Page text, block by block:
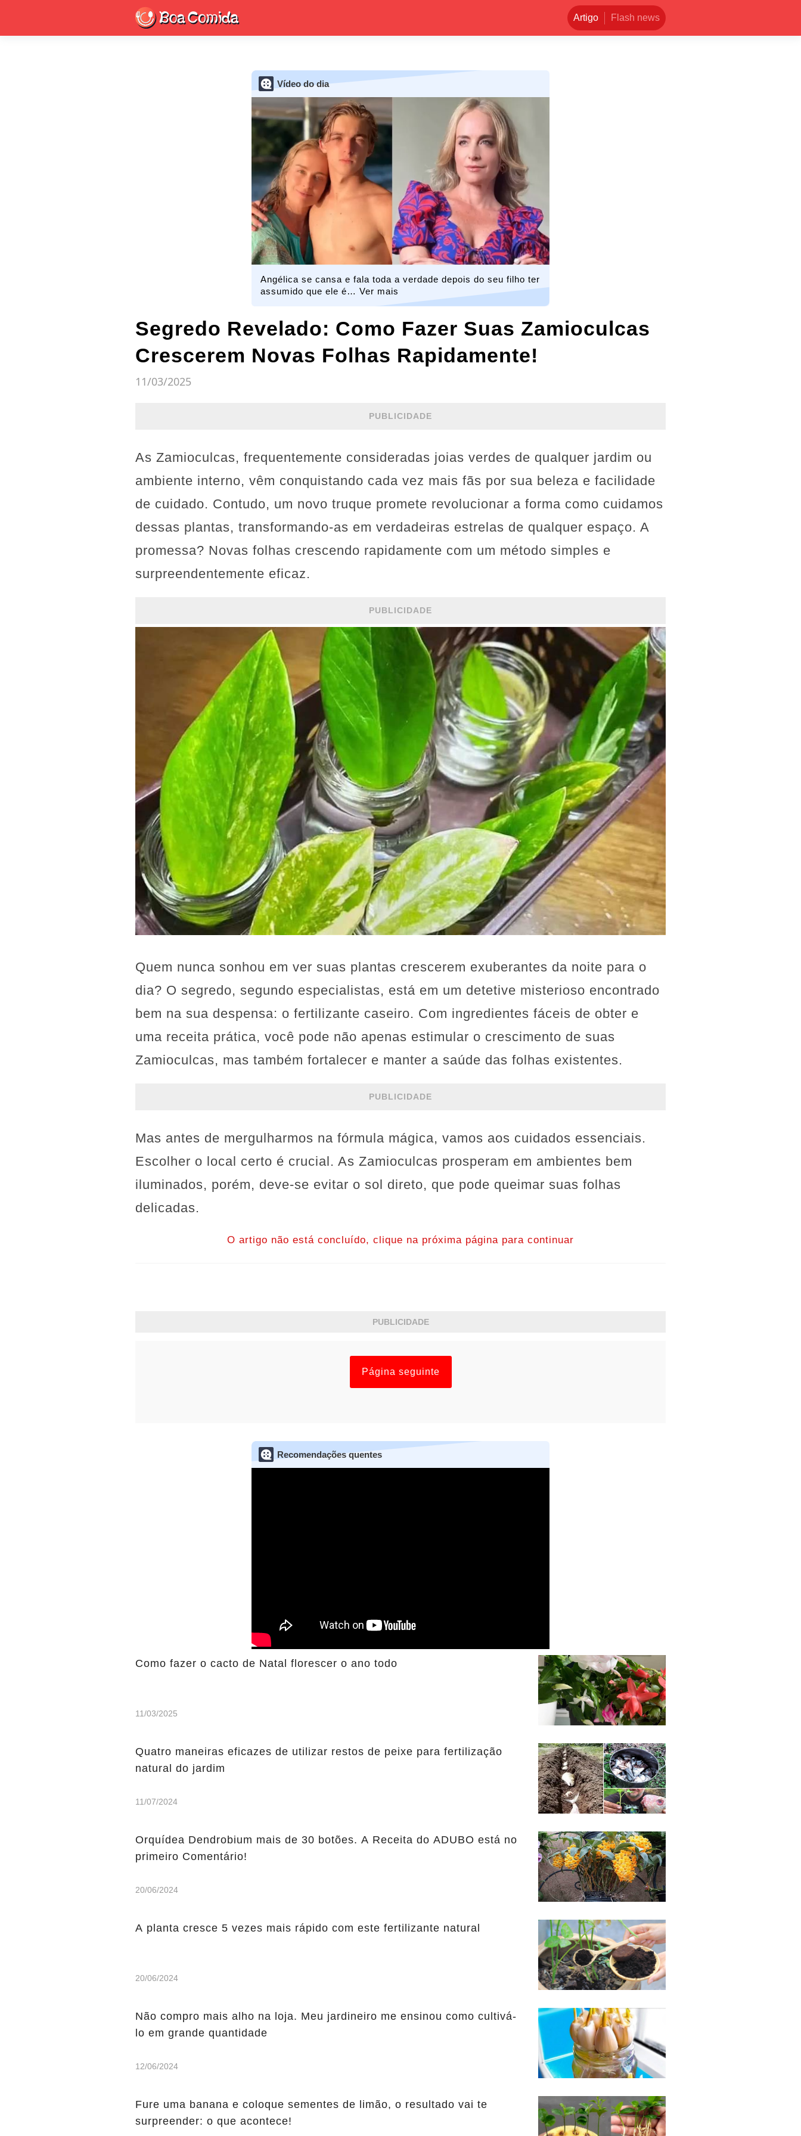
Artigo Flash news
Vídeo do dia
Angélica se cansa e fala toda a verdade depois do seu filho ter
assumido que ele é… Ver mais
Segredo Revelado: Como Fazer Suas Zamioculcas
Crescerem Novas Folhas Rapidamente!
11/03/2025
PUBLICIDADE
As Zamioculcas, frequentemente consideradas joias verdes de qualquer jardim ou
ambiente interno, vêm conquistando cada vez mais fãs por sua beleza e facilidade
de cuidado. Contudo, um novo truque promete revolucionar a forma como cuidamos
dessas plantas, transformando-as em verdadeiras estrelas de qualquer espaço. A
promessa? Novas folhas crescendo rapidamente com um método simples e
surpreendentemente eficaz.
PUBLICIDADE
Quem nunca sonhou em ver suas plantas crescerem exuberantes da noite para o
dia? O segredo, segundo especialistas, está em um detetive misterioso encontrado
bem na sua despensa: o fertilizante caseiro. Com ingredientes fáceis de obter e
uma receita prática, você pode não apenas estimular o crescimento de suas
Zamioculcas, mas também fortalecer e manter a saúde das folhas existentes.
PUBLICIDADE
Mas antes de mergulharmos na fórmula mágica, vamos aos cuidados essenciais.
Escolher o local certo é crucial. As Zamioculcas prosperam em ambientes bem
iluminados, porém, deve-se evitar o sol direto, que pode queimar suas folhas
delicadas.
O artigo não está concluído, clique na próxima página para continuar
PUBLICIDADE
Página seguinte
Recomendações quentes
Como fazer o cacto de Natal florescer o ano todo
11/03/2025
Quatro maneiras eficazes de utilizar restos de peixe para fertilização
natural do jardim
11/07/2024
Orquídea Dendrobium mais de 30 botões. A Receita do ADUBO está no
primeiro Comentário!
20/06/2024
A planta cresce 5 vezes mais rápido com este fertilizante natural
20/06/2024
Não compro mais alho na loja. Meu jardineiro me ensinou como cultivá-
lo em grande quantidade
12/06/2024
Fure uma banana e coloque sementes de limão, o resultado vai te
surpreender: o que acontece!